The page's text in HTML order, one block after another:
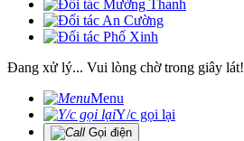
Đang xử lý... Vui lòng chờ trong giây lát!
Menu
Y/c gọi lại
Gọi điện